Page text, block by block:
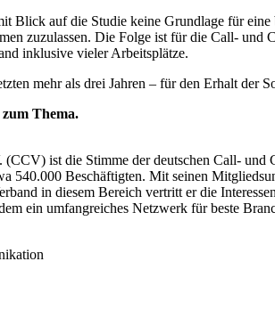
Blick auf die Studie keine Grundlage für
zuzulassen. Die Folge ist für die Call-
inklusive vieler Arbeitsplätze.
mehr als drei Jahren – für den Erhalt der
Thema.
ist die Stimme der deutschen Call-
540.000 Beschäftigten. Mit seinen
in diesem Bereich vertritt er die
ein umfangreiches Netzwerk für beste